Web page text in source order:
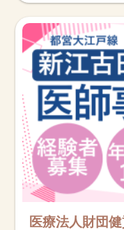
医療法人財団
該当件数
9,866